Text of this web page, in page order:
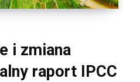
i zmiana
raport IPCC